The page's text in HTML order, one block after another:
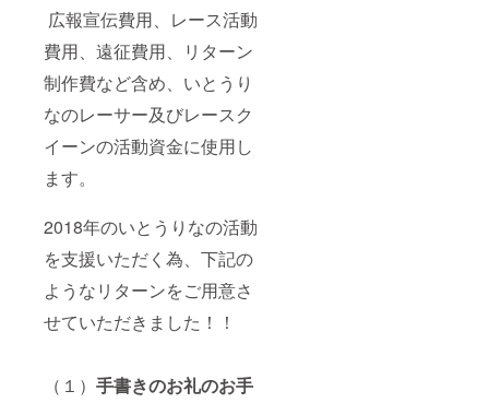
広報宣伝費用、レース活動
費用、遠征費用、リターン
制作費など含め、いとうり
なのレーサー及びレースク
イーンの活動資金に使用し
ます。
2018年のいとうりなの活動
を支援いただく為、下記の
ようなリターンをご用意さ
せていただきました！！
（１） 手書きのお礼のお手